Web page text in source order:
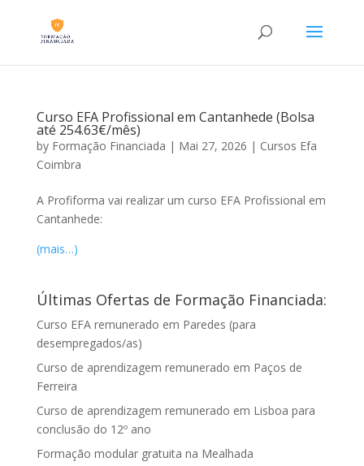
Curso EFA Profissional em Cantanhede (Bolsa
até 254.63€/mês)
by Formação Financiada | Mai 27, 2026 | Cursos Efa
Coimbra
A Profiforma vai realizar um curso EFA Profissional em
Cantanhede:
(mais…)
Últimas Ofertas de Formação Financiada:
Curso EFA remunerado em Paredes (para
desempregados/as)
Curso de aprendizagem remunerado em Paços de
Ferreira
Curso de aprendizagem remunerado em Lisboa para
conclusão do 12º ano
Formação modular gratuita na Mealhada